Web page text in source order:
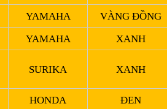
YAMAHA
VÀNG ĐỒNG
YAMAHA XANH
SURIKA XANH
HONDA
ĐEN